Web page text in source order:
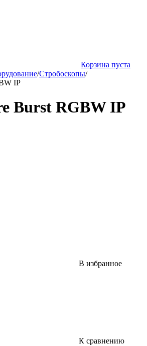
Корзина пуста
/Стробоскопы/
IP
Burst RGBW IP
В избранное
К сравнению